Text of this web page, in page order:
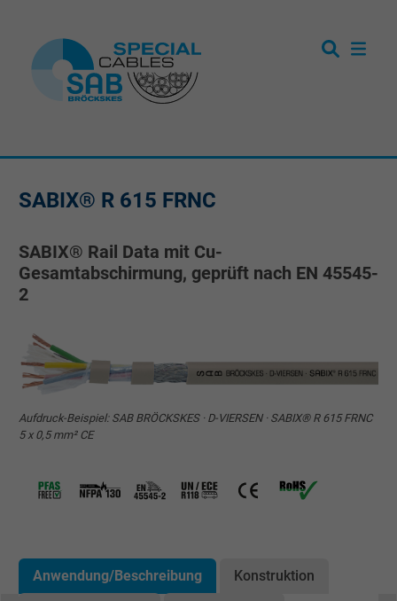
SABIX® R 615 FRNC
SABIX® Rail Data mit Cu-
Gesamtabschirmung, geprüft nach EN 45545-
2
Aufdruck-Beispiel: SAB BRÖCKSKES · D-VIERSEN · SABIX® R 615 FRNC
5 x 0,5 mm² CE
Anwendung/Beschreibung Konstruktion